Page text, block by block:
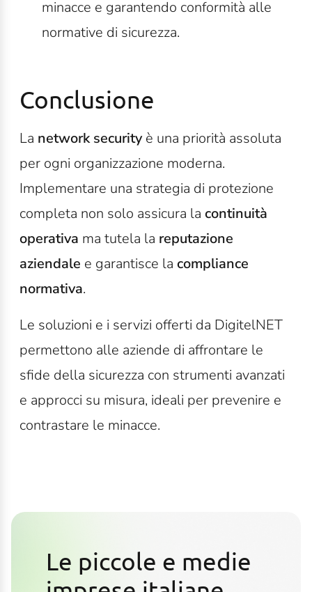
minacce e garantendo conformità alle
normative di sicurezza.
Conclusione
La network securityè una priorità assoluta
per ogni organizzazione moderna.
Implementare una strategia di protezione
completa non solo assicura la continuità
operativa ma tutela la reputazione
aziendale e garantisce la compliance
normativa.
Le soluzioni e i servizi offerti da DigitelNET
permettono alle aziende di affrontare le
sfide della sicurezza con strumenti avanzati
e approcci su misura, ideali per prevenire e
contrastare le minacce.
Le piccole e medie